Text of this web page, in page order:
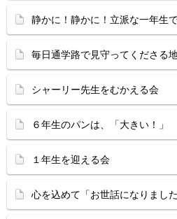
静かに！静かに！立派な一年生で
毎日通学路で見守ってくださる
シャーリー先生をむかえる会
６年生のパンは、「大きい！」
１年生を迎える会
心を込めて「お世話になりました